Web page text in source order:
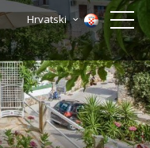
Hrvatski